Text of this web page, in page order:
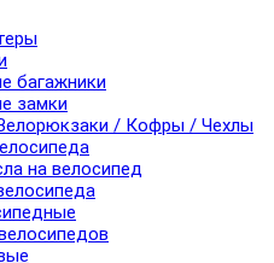
багажники
замки
/ Кофры / Чехлы
на велосипед